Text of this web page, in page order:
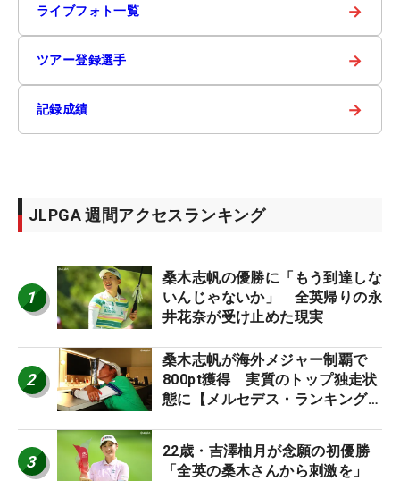
ライブフォト一覧 →
ツアー登録選手 →
記録成績 →
JLPGA 週間アクセスランキング
1
桑木志帆の優勝に「もう到達しな
いんじゃないか」 全英帰りの永
井花奈が受け止めた現実
2
桑木志帆が海外メジャー制覇で
800pt獲得 実質のトップ独走状
態に【メルセデス・ランキング番
3
22歳・吉澤柚月が念願の初優勝
「全英の桑木さんから刺激を」